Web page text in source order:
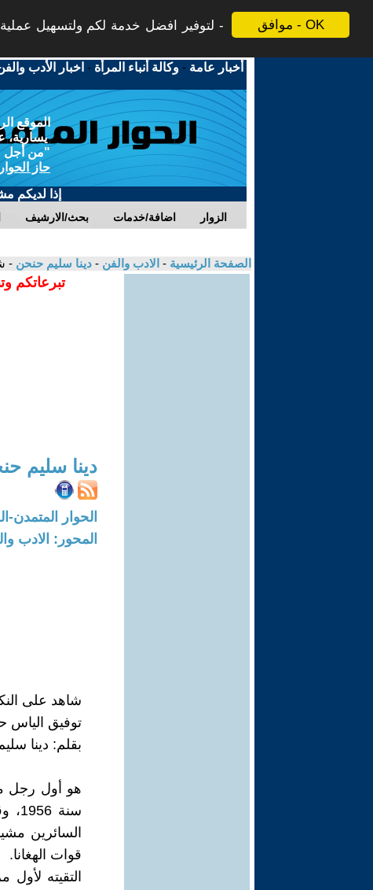
موافق - OK
لتوفير افضل خدمة لكم ولتسهيل
أخبار عامة -وكالة أنباء المرأة - اخبار الأدب
الموقع
يسارية،
"من أجل
حاز
إذا لديكم
بحث/الارشيف اضافة/خدمات الزوار
الصفحة الرئيسية - الادب والفن - دينا سليم حنحن -
تبرعاتكم
دينا سليم
الحوار المتمدن-العدد: 6155 - 2019 / 2
المحور: الادب
شاهد على
توفيق الياس
بقلم: دينا
هو أول رجل
السائرين
قوات الهغانا.